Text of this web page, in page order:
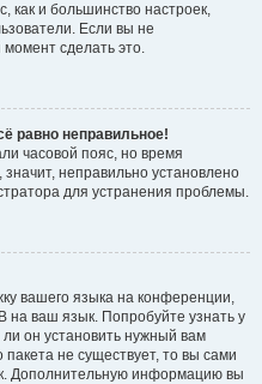
как и большинство настроек,
Если вы не
сделать это.
равно неправильное!
часовой пояс, но время
неправильно установлено
для устранения проблемы.
вашего языка на конференции,
на ваш язык. Попробуйте узнать у
он установить нужный вам
пакета не существует, то вы сами
Дополнительную информацию вы